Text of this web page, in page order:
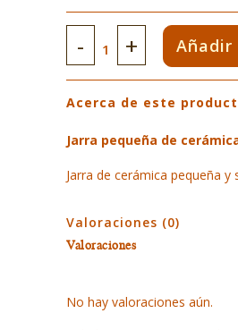
de
cerámica
quantity
Acerca de este
Jarra pequeña de
Jarra de cerámica pequeña y
Valoraciones (0)
Valoraciones
No hay valoraciones aún.